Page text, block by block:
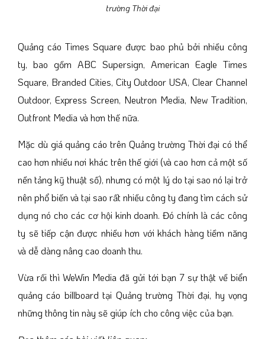
trường Thời đại
Quảng cáo Times Square được bao phủ bởi nhiều công
ty, bao gồm ABC Supersign, American Eagle Times
Square, Branded Cities, City Outdoor USA, Clear Channel
Outdoor, Express Screen, Neutron Media, New Tradition,
Outfront Media và hơn thế nữa.
Mặc dù giá quảng cáo trên Quảng trường Thời đại có thể
cao hơn nhiều nơi khác trên thế giới (và cao hơn cả một số
nền tảng kỹ thuật số), nhưng có một lý do tại sao nó lại trở
nên phổ biến và tại sao rất nhiều công ty đang tìm cách sử
dụng nó cho các cơ hội kinh doanh. Đó chính là các công
ty sẽ tiếp cận được nhiều hơn với khách hàng tiềm năng
và dễ dàng nâng cao doanh thu.
Vừa rồi thì WeWin Media đã gửi tới bạn 7 sự thật về biển
quảng cáo billboard tại Quảng trường Thời đại, hy vọng
những thông tin này sẽ giúp ích cho công việc của bạn.